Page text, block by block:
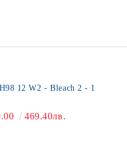
Bleach 2 - 1
469.40лв.